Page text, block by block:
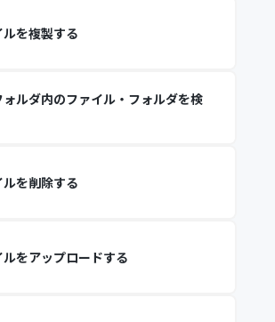
ルを複製する
ルダ内のファイル・フォルダを検
ルを削除する
ルをアップロードする